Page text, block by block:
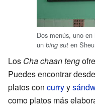
Dos menús, uno
un bing sut en
Los Cha chaan teng
Puedes encontrar
platos con curryy
como platos más